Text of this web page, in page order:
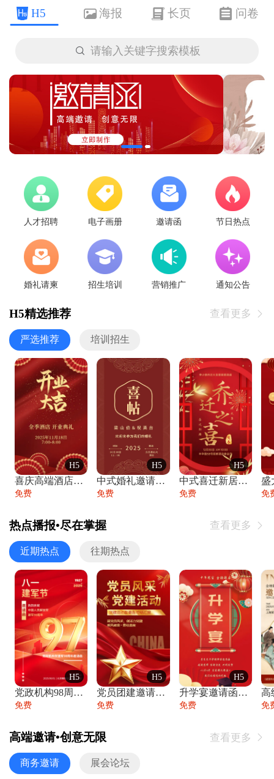
H5 海报 长页 问卷
 请输入关键字搜索模板
人才招聘 电子画册 邀请函 节日热点
婚礼请柬 招生培训 营销推广 通知公告
H5精选推荐 查看更多 
严选推荐 培训招生
H5
喜庆高端酒店开业大吉邀请函
免费
H5
中式婚礼邀请函中国风传统复古婚礼请柬请帖
免费
H5
中式喜迁新居乔迁之喜邀请函宴会请帖
免费 免
热点播报•尽在掌握 查看更多 
近期热点 往期热点
H5
党政机构98周年八一建军节庆祝晚会活动邀
免费
H5
党员团建邀请函党建活动风采党会工作汇报总
免费
H5
升学宴邀请函喜报金榜题名高端谢师宴邀请函
免费 免
高端邀请•创意无限 查看更多 
商务邀请 展会论坛